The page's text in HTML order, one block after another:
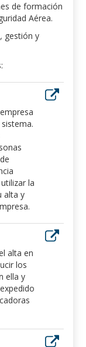
de formación
Aérea.
gestión y
la
alta y
alta en
los
ella y